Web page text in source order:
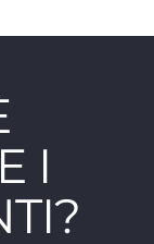
I